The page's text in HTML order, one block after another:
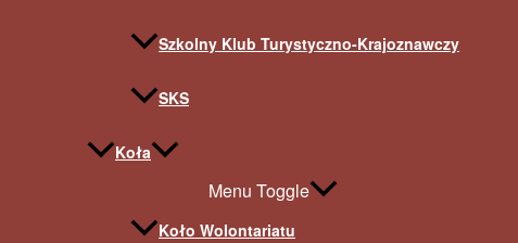
Szkolny Klub Turystyczno-Krajoznawczy
SKS
Koła
Menu Toggle
Koło Wolontariatu